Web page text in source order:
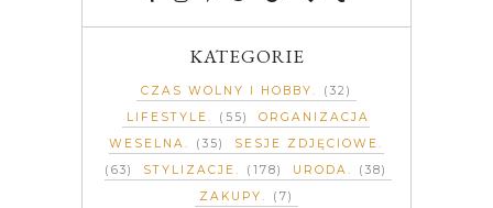
KATEGORIE
CZAS WOLNY I HOBBY
(32)
LIFESTYLE
(55)
ORGANIZACJA
WESELNA
(35)
SESJE ZDJĘCIOWE
(63)
STYLIZACJE (178) URODA
(38)
ZAKUPY
(7)